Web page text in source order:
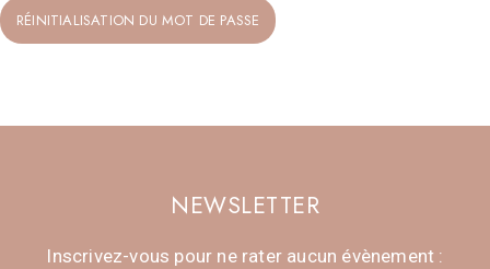
RÉINITIALISATION DU MOT DE PASSE
NEWSLETTER
Inscrivez-vous pour ne rater aucun évènement :